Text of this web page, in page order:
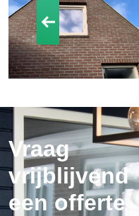
Vraag
vrijblijvend
een offerte